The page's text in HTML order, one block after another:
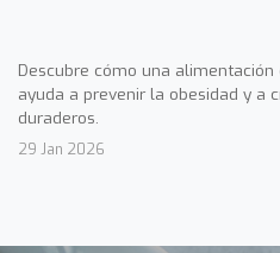
Descubre cómo una
ayuda a prevenir la obesidad y a
duraderos.
29 Jan 2026